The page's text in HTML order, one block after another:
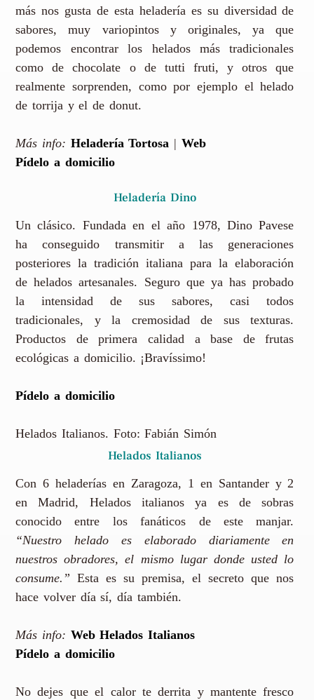
más nos gusta de esta heladería es su diversidad de
sabores, muy variopintos y originales, ya que
podemos encontrar los helados más tradicionales
como de chocolate o de tutti fruti, y otros que
realmente sorprenden, como por ejemplo el helado
de torrija y el de donut.
Más info: Heladería Tortosa |Web
Pídelo a domicilio
Heladería Dino
Un clásico. Fundada en el año 1978, Dino Pavese
ha conseguido transmitir a las generaciones
posteriores la tradición italiana para la elaboración
de helados artesanales. Seguro que ya has probado
la intensidad de sus sabores, casi todos
tradicionales, y la cremosidad de sus texturas.
Productos de primera calidad a base de frutas
ecológicas a domicilio. ¡Bravíssimo!
Pídelo a domicilio
Helados Italianos. Foto: Fabián Simón
Helados Italianos
Con 6 heladerías en Zaragoza, 1 en Santander y 2
en Madrid, Helados italianos ya es de sobras
conocido entre los fanáticos de este manjar.
“Nuestro helado es elaborado diariamente en
nuestros obradores, el mismo lugar donde usted lo
consume.” Esta es su premisa, el secreto que nos
hace volver día sí, día también.
Más info: Web Helados Italianos
Pídelo a domicilio
No dejes que el calor te derrita y mantente fresco